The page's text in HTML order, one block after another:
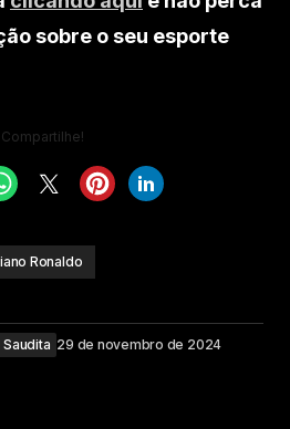
sobre o seu esporte
Compartilhe!
Ronaldo
29 de novembro de 2024